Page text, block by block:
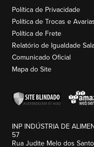
Política de Privacidade
Política de Trocas e
Política de Frete
Relatório de Igualdade
Comunicado Oficial
Mapa do Site
INP INDÚSTRIA DE
57
Rua Judite Melo dos